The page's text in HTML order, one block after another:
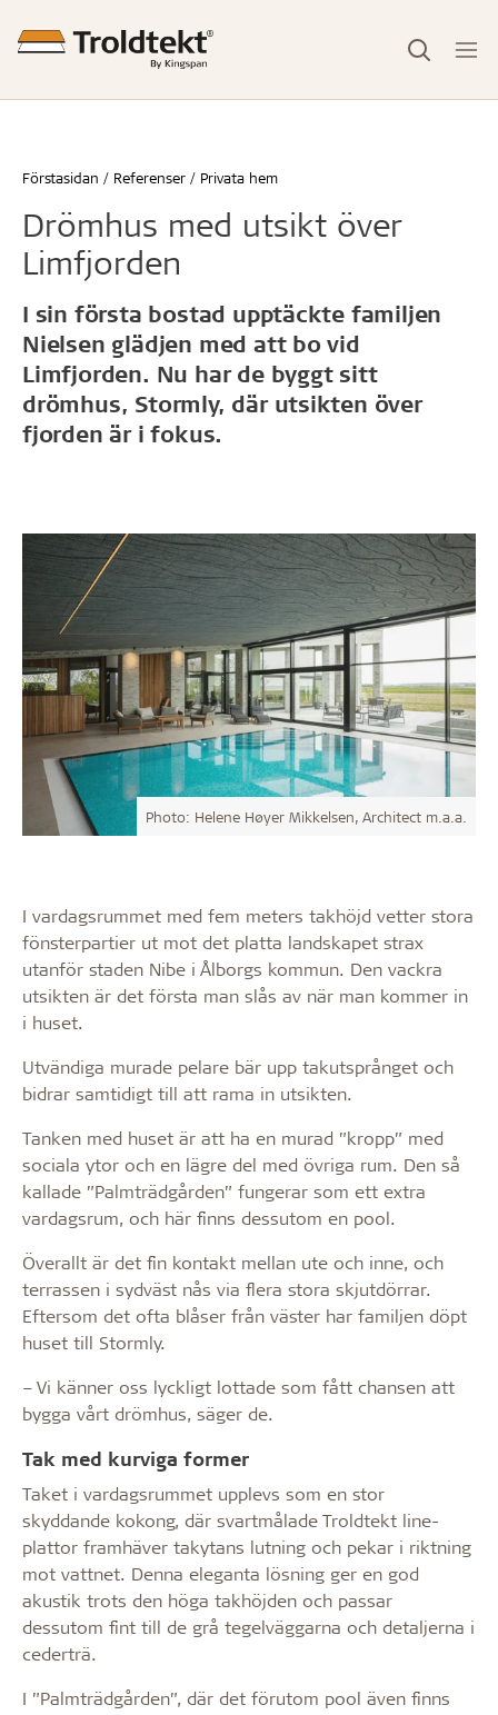
Förstasidan Referenser Privata hem
Drömhus med utsikt över
Limfjorden
I sin första bostad upptäckte familjen
Nielsen glädjen med att bo vid
Limfjorden. Nu har de byggt sitt
drömhus, Stormly, där utsikten över
fjorden är i fokus.
Photo: Helene Høyer Mikkelsen, Architect m.a.a.
I vardagsrummet med fem meters takhöjd vetter stora
fönsterpartier ut mot det platta landskapet strax
utanför staden Nibe i Ålborgs kommun. Den vackra
utsikten är det första man slås av när man kommer in
i huset.
Utvändiga murade pelare bär upp takutsprånget och
bidrar samtidigt till att rama in utsikten.
Tanken med huset är att ha en murad ”kropp” med
sociala ytor och en lägre del med övriga rum. Den så
kallade ”Palmträdgården” fungerar som ett extra
vardagsrum, och här finns dessutom en pool.
Överallt är det fin kontakt mellan ute och inne, och
terrassen i sydväst nås via flera stora skjutdörrar.
Eftersom det ofta blåser från väster har familjen döpt
huset till Stormly.
– Vi känner oss lyckligt lottade som fått chansen att
bygga vårt drömhus, säger de.
Tak med kurviga former
Taket i vardagsrummet upplevs som en stor
skyddande kokong, där svartmålade Troldtekt line-
plattor framhäver takytans lutning och pekar i riktning
mot vattnet. Denna eleganta lösning ger en god
akustik trots den höga takhöjden och passar
dessutom fint till de grå tegelväggarna och detaljerna i
cederträ.
I ”Palmträdgården”, där det förutom pool även finns